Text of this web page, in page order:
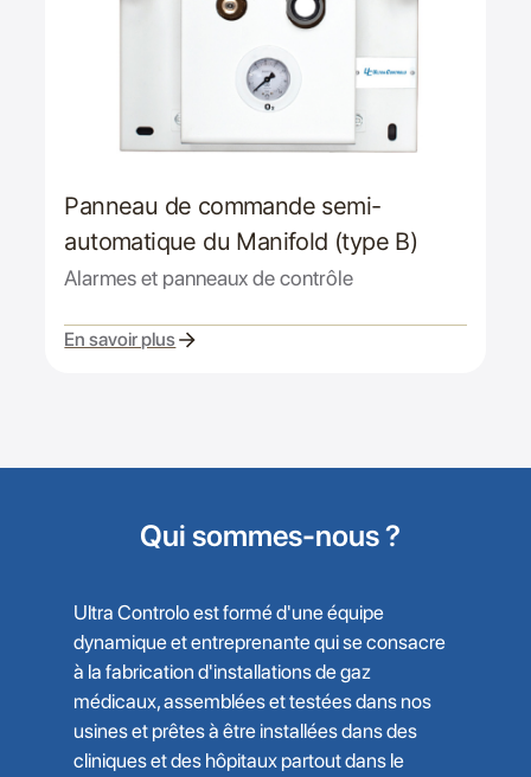
Panneau de commande semi-
automatique du Manifold (type B)
Alarmes et panneaux de contrôle
En savoir plus
Qui sommes-nous ?
Ultra Controlo est formé d'une équipe
dynamique et entreprenante qui se consacre
à la fabrication d'installations de gaz
médicaux, assemblées et testées dans nos
usines et prêtes à être installées dans des
cliniques et des hôpitaux partout dans le